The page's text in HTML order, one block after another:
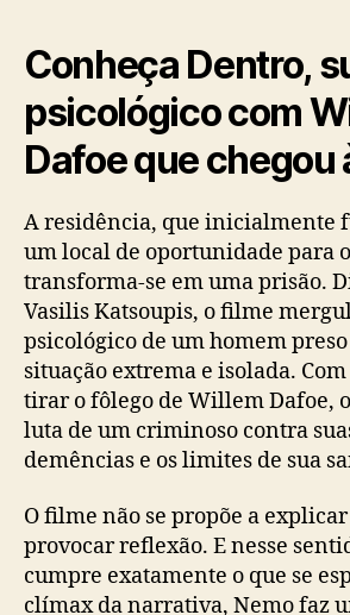
Conheça Dentro,
psicológico com
Dafoe que chegou
A residência, que inicialmente
um local de oportunidade para
transforma-se em uma prisão.
Vasilis Katsoupis, o filme
psicológico de um homem
situação extrema e isolada.
tirar o fôlego de Willem Dafoe,
luta de um criminoso contra
demências e os limites de sua
O filme não se propõe a
provocar reflexão. E nesse
cumpre exatamente o que se
clímax da narrativa, Nemo faz